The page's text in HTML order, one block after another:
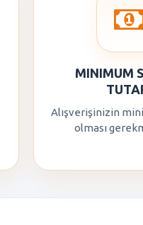
MINIMUM
Alışverişinizin
olması